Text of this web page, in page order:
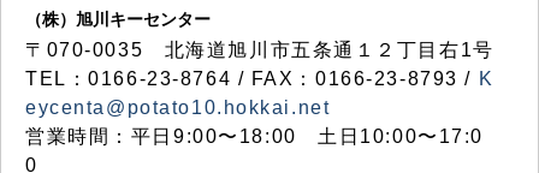
（株）旭川キーセンター
〒070-0035 北海道旭川市五条通１２丁目右1号
TEL：0166-23-8764 / FAX：0166-23-8793 / K
eycenta@potato10.hokkai.net
営業時間：平日9:00〜18:00 土日10:00〜17:0
0